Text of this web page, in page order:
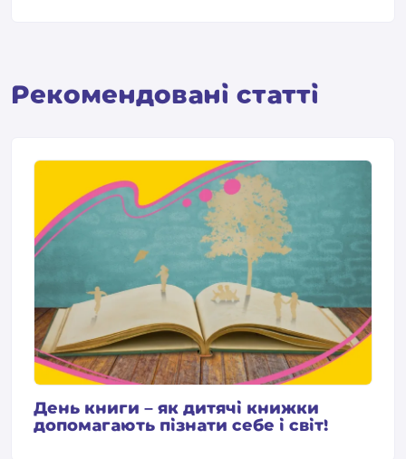
Pекомендовані статті
День книги – як дитячі книжки
допомагають пізнати себе і світ!